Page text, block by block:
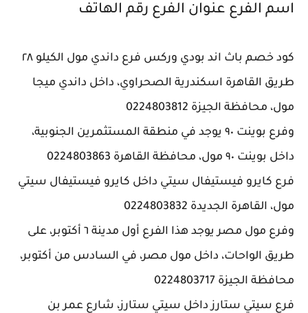
اسم الفرع عنوان الفرع رقم الهاتف
كود خصم باث اند بودي وركس فرع داندي مول الكيلو ٢٨
طريق القاهرة اسكندرية الصحراوي، داخل داندي ميجا
مول، محافظة الجيزة 0224803812
وفرع بوينت ٩٠ يوجد في منطقة المستثمرين الجنوبية،
داخل بوينت ٩٠ مول، محافظة القاهرة 0224803863
فرع كايرو فيستيفال سيتي داخل كايرو فيستيفال سيتي
مول، القاهرة الجديدة 0224803832
وفرع مول مصر يوجد هذا الفرع أول مدينة ٦ أكتوبر، على
طريق الواحات، داخل مول مصر، في السادس من أكتوبر،
محافظة الجيزة 0224803717
فرع سيتي ستارز داخل سيتي ستارز، شارع عمر بن